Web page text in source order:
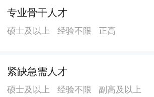
中南大学国家级大学生校外实践教育
基地、湖南中医药大学硕士培养基地、
技能培训基地。 建院以来，医院综
升，现日平均住院病人2300余人，日平
专业骨干人才
硕士及以上 经验不限 正高
紧缺急需人才
硕士及以上 经验不限 副高及以上